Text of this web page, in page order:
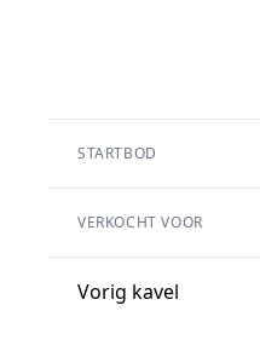
STARTBOD
VERKOCHT VOOR
Vorig kavel